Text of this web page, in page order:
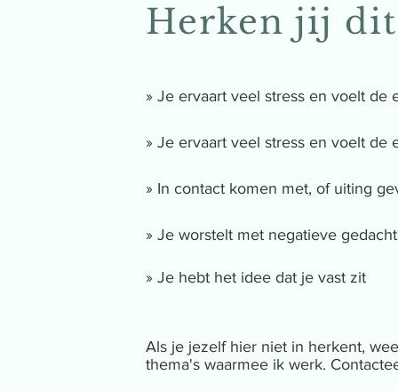
Herken jij
» Je ervaart veel stress en voelt de
» Je ervaart veel stress en voelt de
» In contact komen met, of uiting
» Je worstelt met negatieve
» Je hebt het idee dat je vast zit
Als je jezelf hier niet in herkent,
thema's waarmee ik werk.